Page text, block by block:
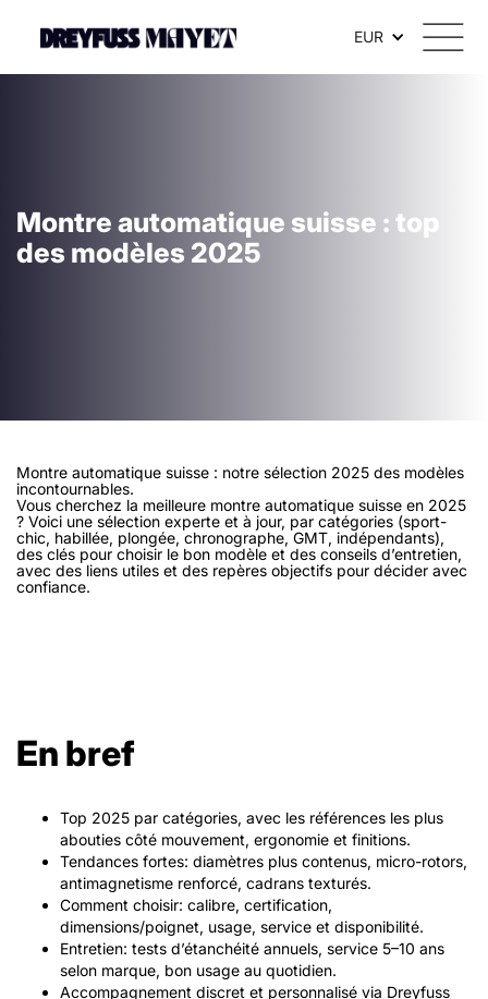
EUR
Montre automatique suisse : top
des modèles 2025
Montre automatique suisse : notre sélection 2025 des modèles
incontournables.
Vous cherchez la meilleure montre automatique suisse en 2025
? Voici une sélection experte et à jour, par catégories (sport-
chic, habillée, plongée, chronographe, GMT, indépendants),
des clés pour choisir le bon modèle et des conseils d’entretien,
avec des liens utiles et des repères objectifs pour décider avec
confiance.
En bref
Top 2025 par catégories, avec les références les plus
abouties côté mouvement, ergonomie et finitions.
Tendances fortes: diamètres plus contenus, micro-rotors,
antimagnetisme renforcé, cadrans texturés.
Comment choisir: calibre, certification,
dimensions/poignet, usage, service et disponibilité.
Entretien: tests d’étanchéité annuels, service 5–10 ans
selon marque, bon usage au quotidien.
Accompagnement discret et personnalisé via Dreyfuss